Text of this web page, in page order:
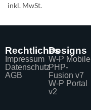
inkl. MwSt.
Rechtliches
Impressum
Datenschutz
AGB
Designs
W-P Mobile
PHP-
Fusion v7
W-P Portal
v2